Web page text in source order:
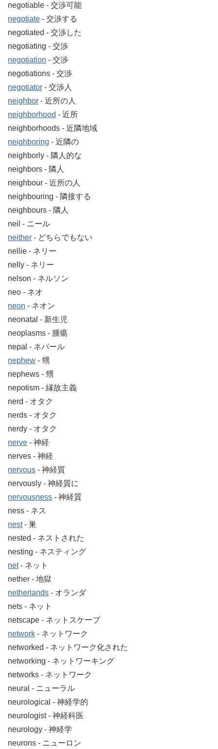
negotiable ‐ 交渉可能
negotiate ‐ 交渉する
negotiated ‐ 交渉した
negotiating ‐ 交渉
negotiation ‐ 交渉
negotiations ‐ 交渉
negotiator ‐ 交渉人
neighbor ‐ 近所の人
neighborhood ‐ 近所
neighborhoods ‐ 近隣地域
neighboring ‐ 近隣の
neighborly ‐ 隣人的な
neighbors ‐ 隣人
neighbour ‐ 近所の人
neighbouring ‐ 隣接する
neighbours ‐ 隣人
neil ‐ ニール
neither ‐ どちらでもない
nellie ‐ ネリー
nelly ‐ ネリー
nelson ‐ ネルソン
neo ‐ ネオ
neon ‐ ネオン
neonatal ‐ 新生児
neoplasms ‐ 腫瘍
nepal ‐ ネパール
nephew ‐ 甥
nephews ‐ 甥
nepotism ‐ 縁故主義
nerd ‐ オタク
nerds ‐ オタク
nerdy ‐ オタク
nerve ‐ 神経
nerves ‐ 神経
nervous ‐ 神経質
nervously ‐ 神経質に
nervousness ‐ 神経質
ness ‐ ネス
nest‐ 巣
nested ‐ ネストされた
nesting ‐ ネスティング
net‐ ネット
nether ‐ 地獄
netherlands ‐ オランダ
nets ‐ ネット
netscape ‐ ネットスケープ
network ‐ ネットワーク
networked ‐ ネットワーク化された
networking ‐ ネットワーキング
networks ‐ ネットワーク
neural ‐ ニューラル
neurological ‐ 神経学的
neurologist ‐ 神経科医
neurology ‐ 神経学
neurons ‐ ニューロン